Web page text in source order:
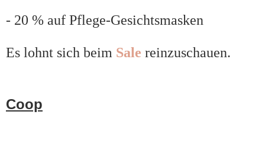
- 20 % auf Pflege-Gesichtsmasken
Es lohnt sich beim Sale reinzuschauen.
Coop